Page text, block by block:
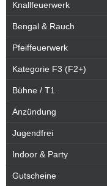
Knallfeuerwerk
Bengal & Rauch
Pfeiffeuerwerk
Kategorie F3 (F2+)
Bühne / T1
Anzündung
Jugendfrei
Indoor & Party
Gutscheine